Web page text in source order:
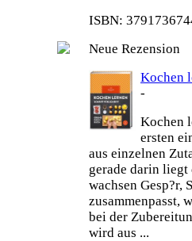
ISBN:
Neue Rezension
Kochen
-
Kochen
ersten
aus einzelnen
gerade darin
wachsen Gesp?r,
zusammenpasst,
bei der
wird aus ...